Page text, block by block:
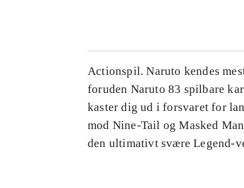
Actionspil. Naruto kendes
foruden Naruto 83 spilbare
kaster dig ud i forsvaret for
mod Nine-Tail og Masked
den ultimativt svære Legend-